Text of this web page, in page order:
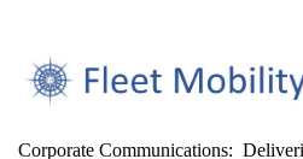
Corporate Communications: